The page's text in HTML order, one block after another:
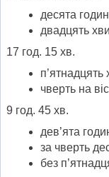
десята
двадцять
17 год. 15 хв.
п’ятнадцять
чверть на
9 год. 45 хв.
дев’ята
за чверть
без